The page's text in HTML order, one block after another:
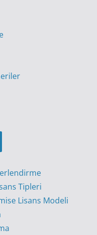
Tipleri
Lisans Modeli